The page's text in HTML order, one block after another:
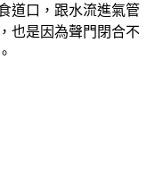
道口，跟水流進氣管
也是因為聲門閉合不